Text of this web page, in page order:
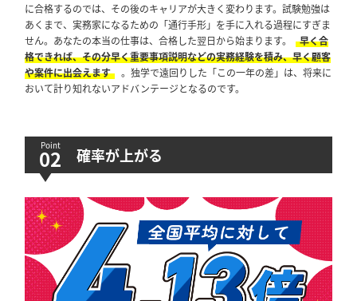
に合格するのでは、その後のキャリアが大きく変わります。試験勉強は
あくまで、実務家になるための「通行手形」を手に入れる過程にすぎま
せん。あなたの本当の仕事は、合格した翌日から始まります。
早く合
格できれば、その分早く重要事項説明などの実務経験を積み、早く顧客
や案件に出会えます
。独学で遠回りした「この一年の差」は、将来に
おいて計り知れないアドバンテージとなるのです。
確率が上がる